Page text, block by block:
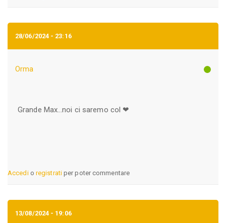
28/06/2024 - 23:16
Orma
Grande Max...noi ci saremo col ❤
Accedio registratiper poter commentare
13/08/2024 - 19:06